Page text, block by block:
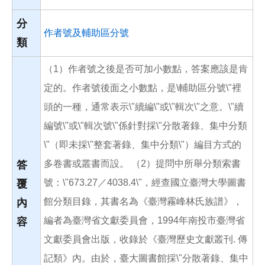
分
類
作者號及輔助區分號
答
覆
內
容
（1）作者號之後是否可加小數點，答案應該是肯
定的。作者號後面之小數點，是\輔助區分號\"裡
頭的一種，通常表示\"續編\"或\"輯次\"之意。\"續
編號\"或\"輯次號\"係針對採\"分散著錄、集中分類
\"（即未採\"整套著錄、集中分類\"）編目方式的
多卷書或叢書而設。 （2）提問中所舉分類索書
號：\"673.27／4038.4\"，經查國立臺灣大學圖書
館分類目錄，其書名為《臺灣霧峰林氏族譜》，
編者為臺灣省文獻委員會，1994年南投市臺灣省
文獻委員會出版，收錄於《臺灣歷史文獻叢刊. 傳
記類》內。由於，臺大圖書館採\"分散著錄、集中